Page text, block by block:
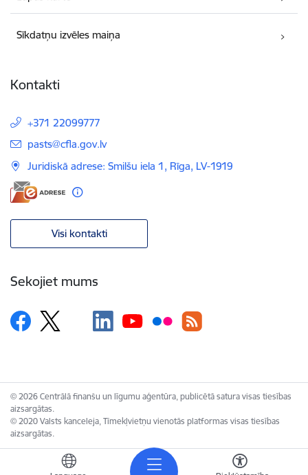
Sīkdatņu izvēles maiņa
Kontakti
+371 22099777
E-pasts:
pasts@cfla.gov.lv
Juridiskā adrese: Smilšu iela 1, Rīga, LV-1919
Visi kontakti
Sekojiet mums
© 2026 Centrālā finanšu un līgumu aģentūra, publicētā satura visas tiesības
aizsargātas.
© 2020 Valsts kanceleja, Tīmekļvietņu vienotās platformas visas tiesības
aizsargātas.